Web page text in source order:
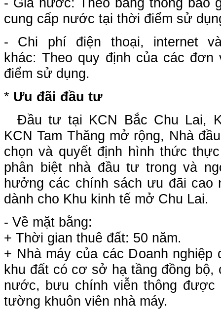
cung cấp nước tại thời điểm sử
- Chi phí điện thoại, internet
khác: Theo quy định của các
điểm sử dụng.
* Ưu đãi đầu tư
Đầu tư tại KCN Bắc Chu Lai,
KCN Tam Thăng mở rộng, Nhà
chọn và quyết định hình thức
phân biệt nhà đầu tư trong và
hưởng các chính sách ưu đãi cao
dành cho Khu kinh tế mở Chu Lai.
- Về mặt bằng:
+ Thời gian thuê đất: 50 năm.
+ Nhà máy của các Doanh
khu đất có cơ sở hạ tầng đồng bộ,
nước, bưu chính viễn thông được
tường khuôn viên nhà máy.